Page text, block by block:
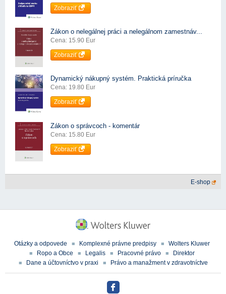
Zobraziť
Zákon o nelegálnej práci a nelegálnom zamestnáv...
Cena: 15.90 Eur
Zobraziť
Dynamický nákupný systém. Praktická príručka
Cena: 19.80 Eur
Zobraziť
Zákon o správcoch - komentár
Cena: 15.80 Eur
Zobraziť
E-shop
Otázky a odpovede Komplexné právne predpisy
Wolters Kluwer
Ropo a Obce
Legalis Pracovné právo
Direktor
Dane a účtovníctvo v praxi
Právo a manažment v zdravotníctve